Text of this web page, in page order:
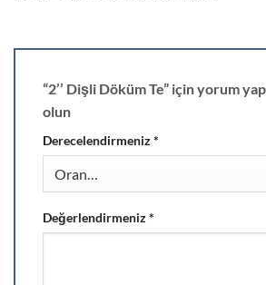
“2’’ Dişli Döküm Te” için yorum
olun
Derecelendirmeniz*
Değerlendirmeniz*